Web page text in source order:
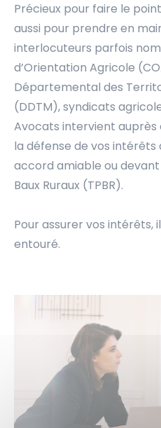
Précieux pour faire le
aussi pour prendre en
interlocuteurs parfois
d’Orientation Agricole
Départemental des
(DDTM), syndicats
Avocats intervient auprès
la défense de vos intérêts
accord amiable ou
Baux Ruraux (TPBR).
Pour assurer vos intérêts,
entouré.